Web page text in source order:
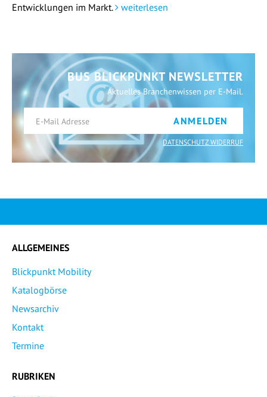
Entwicklungen im Markt.
weiterlesen
BUS BLICKPUNKT NEWSLETTER
Aktuelles Branchenwissen per E-Mail.
ANMELDEN
DATENSCHUTZ WIDERRUF
ALLGEMEINES
Blickpunkt Mobility
Katalogbörse
Newsarchiv
Kontakt
Termine
RUBRIKEN